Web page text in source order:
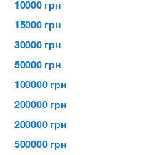
10000 грн
15000 грн
30000 грн
50000 грн
100000 грн
200000 грн
200000 грн
500000 грн